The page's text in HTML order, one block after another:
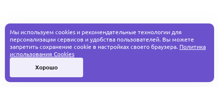
Мы используем cookies и рекомендательные технологии для
персонализации сервисов и удобства пользователей. Вы можете
запретить сохранение cookie в настройках своего браузера. Политика
использования Cookies
Хорошо